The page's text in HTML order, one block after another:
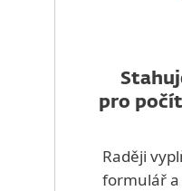
pro
Raději
formulář a